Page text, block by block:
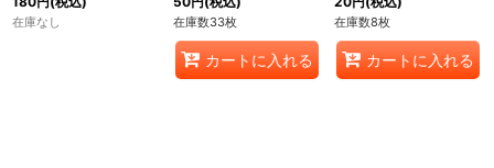
在庫なし 在庫数33枚
カートに入れる
在庫数8枚
カートに入れる